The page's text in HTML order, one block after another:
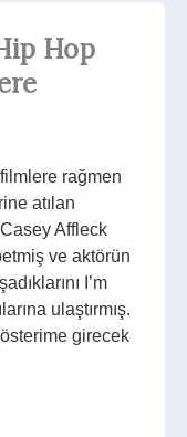
Hop
filmlere rağmen
atılan
Affleck
ve aktörün
I’m
ulaştırmış.
girecek